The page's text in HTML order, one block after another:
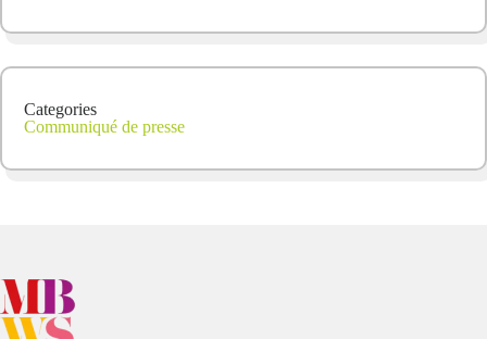
Categories
Communiqué de presse